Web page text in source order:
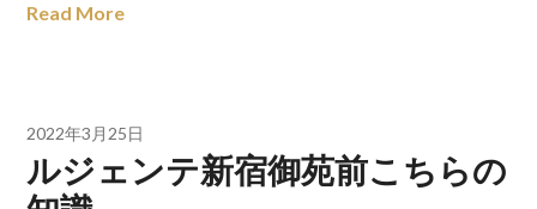
Read More
2022年3月25日
ルジェンテ新宿御苑前こちらの